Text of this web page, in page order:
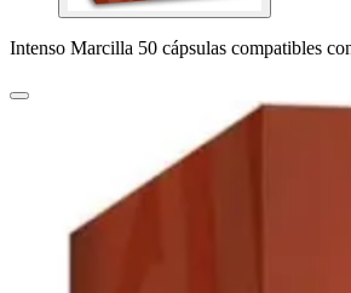
Intenso Marcilla 50 cápsulas compatibles